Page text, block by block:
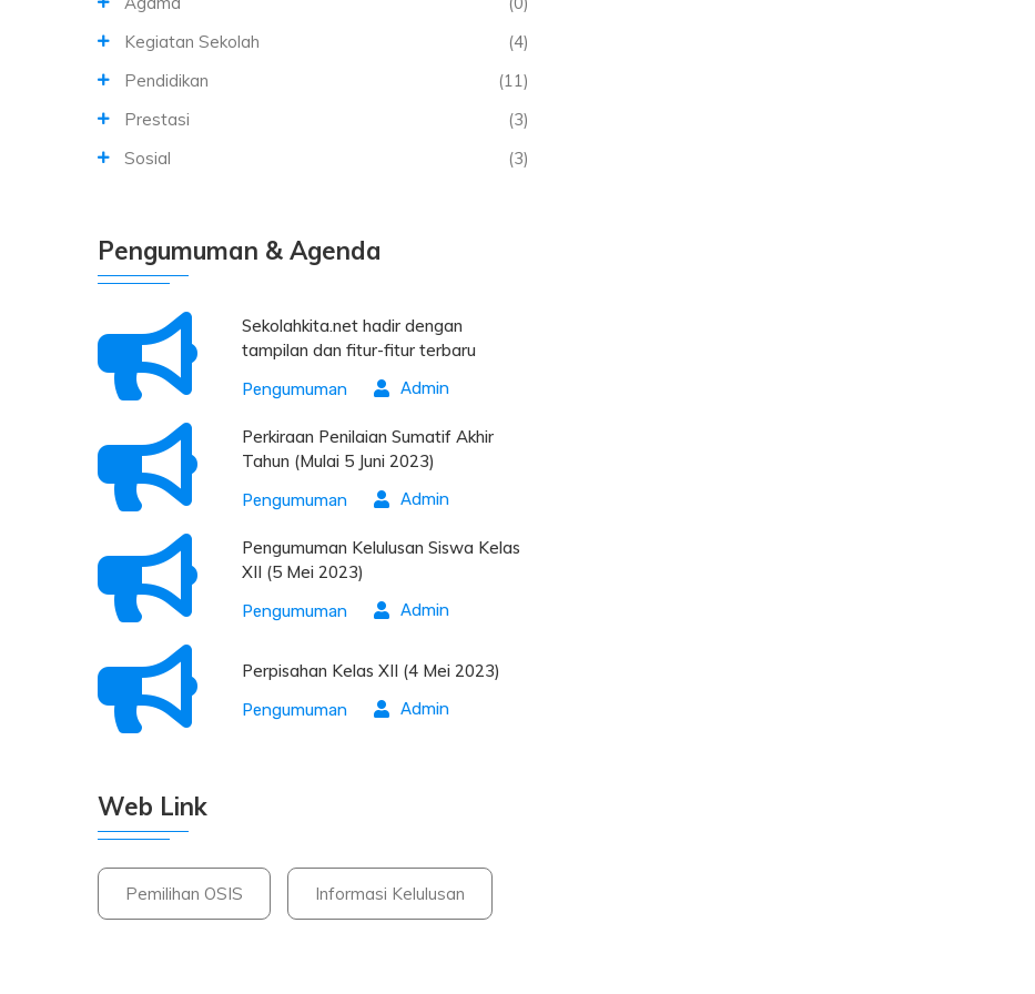
Kegiatan Sekolah
(4)
Pendidikan
(11)
Prestasi
(3)
Sosial
(3)
Pengumuman & Agenda
Sekolahkita.net hadir dengan
tampilan dan fitur-fitur terbaru
Pengumuman Admin
Perkiraan Penilaian Sumatif Akhir
Tahun (Mulai 5 Juni 2023)
Pengumuman Admin
Pengumuman Kelulusan Siswa Kelas
XII (5 Mei 2023)
Pengumuman Admin
Perpisahan Kelas XII (4 Mei 2023)
Pengumuman Admin
Web Link
Pemilihan OSIS Informasi Kelulusan